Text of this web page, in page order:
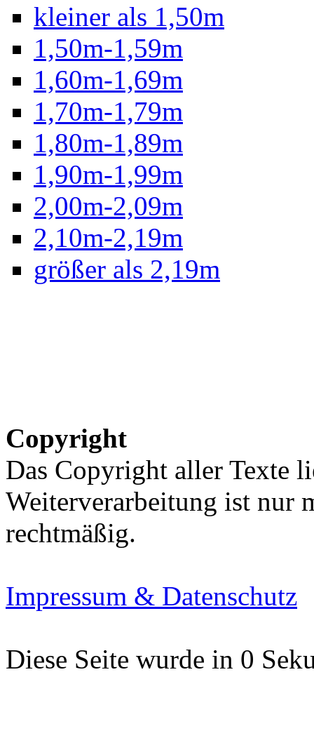
kleiner als 1,50m
1,50m-1,59m
1,60m-1,69m
1,70m-1,79m
1,80m-1,89m
1,90m-1,99m
2,00m-2,09m
2,10m-2,19m
größer als 2,19m
Copyright
Das Copyright aller Texte
Weiterverarbeitung ist nur
rechtmäßig.
Impressum & Datenschutz
Diese Seite wurde in 0